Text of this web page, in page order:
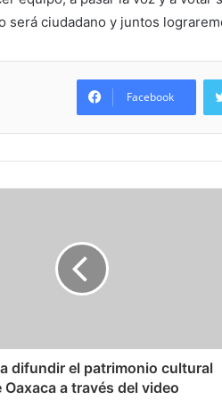
será ciudadano y juntos
Facebook
difundir el patrimonio cultural
Oaxaca a través del video